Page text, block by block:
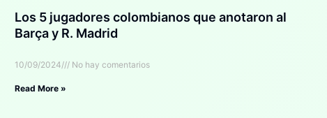
Los 5 jugadores colombianos que anotaron al
Barça y R. Madrid
10/09/2024 No hay comentarios
Read More »